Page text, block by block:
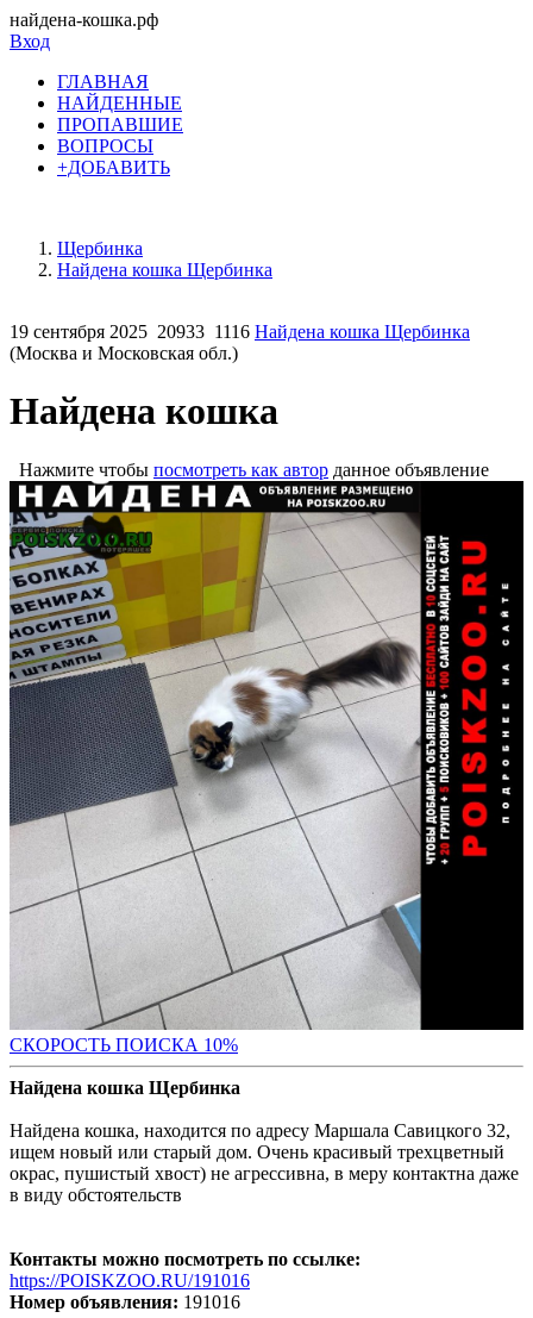
найдена-кошка.рф
Вход
ГЛАВНАЯ
НАЙДЕННЫЕ
ПРОПАВШИЕ
ВОПРОСЫ
+ДОБАВИТЬ
Щербинка
Найдена кошка Щербинка
19 сентября 2025 20933 1116 Найдена кошка Щербинка
(Москва и Московская обл.)
Найдена кошка
Нажмите чтобы посмотреть как автор данное объявление
СКОРОСТЬ ПОИСКА 10%
Найдена кошка Щербинка
Найдена кошка, находится по адресу Маршала Савицкого 32,
ищем новый или старый дом. Очень красивый трехцветный
окрас, пушистый хвост) не агрессивна, в меру контактна даже
в виду обстоятельств
Контакты можно посмотреть по ссылке:
https://POISKZOO.RU/191016
Номер объявления: 191016